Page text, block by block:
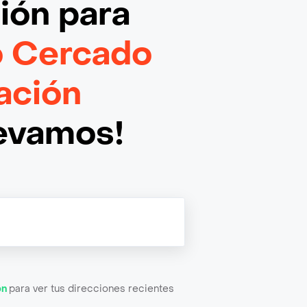
para
Cercado
para ver tus direcciones recientes